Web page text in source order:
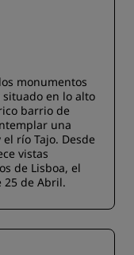
monumentos
situado en lo alto
barrio de
una
río Tajo. Desde
vistas
de Lisboa, el
25 de Abril.